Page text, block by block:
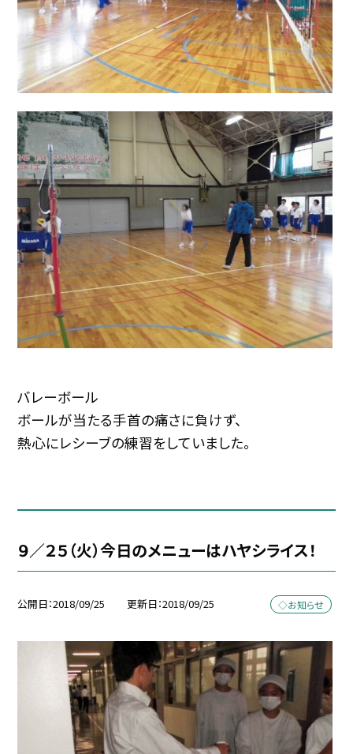
バレーボール
ボールが当たる手首の痛さに負けず、
熱心にレシーブの練習をしていました。
９／２５（火）今日のメニューはハヤシライス！
公開日 2018/09/25 更新日 2018/09/25 ◇お知らせ